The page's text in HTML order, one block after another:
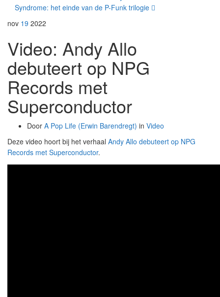
Syndrome: het einde van de P-Funk trilogie
nov 19 2022
Video: Andy Allo
debuteert op NPG
Records met
Superconductor
Door A Pop Life (Erwin Barendregt) in Video
Deze video hoort bij het verhaal Andy Allo debuteert op NPG
Records met Superconductor.